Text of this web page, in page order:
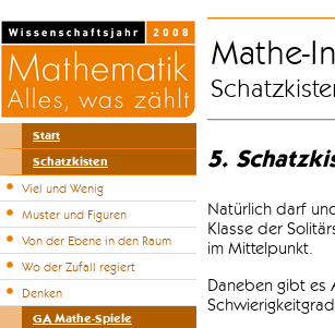
Start
Schatzkisten
Viel und Wenig
Muster und Figuren
Von der Ebene in den Raum
Wo der Zufall regiert
Denken
GA Mathe-Spiele
Mathe-
5.
Natürlich darf
Klasse der
im Mittelpunkt.
Daneben gibt es